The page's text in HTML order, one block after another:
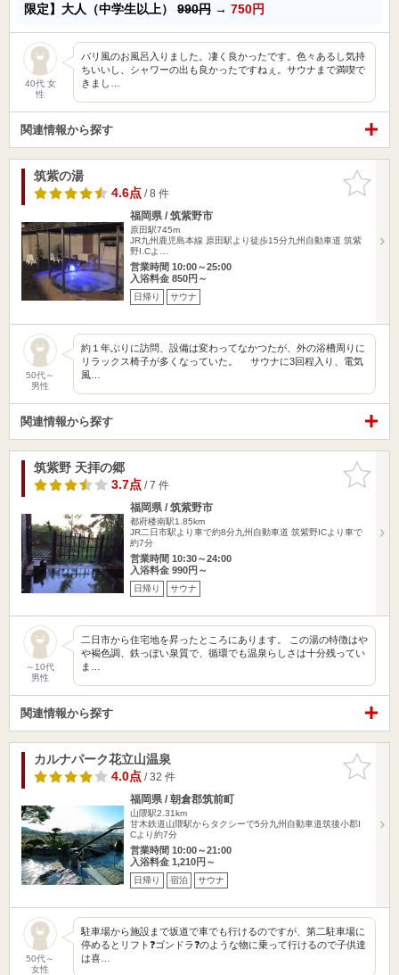
限定】大人（中学生以上） 990円 → 750円
40代 女
性
バリ風のお風呂入りました。凄く良かったです。色々あるし気持
ちいいし、シャワーの出も良かったですねぇ。サウナまで満喫で
きまし…
関連情報から探す
お気に入
りに追加
筑紫の湯
4.6点/ 8 件
福岡県 / 筑紫野市
原田駅745m
JR九州鹿児島本線 原田駅より徒歩15分九州自動車道 筑紫
野I.Cよ…
営業時間 10:00～25:00
入浴料金 850円～
日帰り サウナ
50代～
男性
約１年ぶりに訪問、設備は変わってなかつたが、外の浴槽周りに
リラックス椅子が多くなっていた。 サウナに3回程入り、電気
風…
関連情報から探す
お気に入
りに追加
筑紫野 天拝の郷
3.7点/ 7 件
福岡県 / 筑紫野市
都府楼南駅1.85km
JR二日市駅より車で約8分九州自動車道 筑紫野ICより車で
約7分
営業時間 10:30～24:00
入浴料金 990円～
日帰り サウナ
～10代
男性
二日市から住宅地を昇ったところにあります。 この湯の特徴はや
や褐色調、鉄っぽい泉質で、循環でも温泉らしさは十分残ってい
ま…
関連情報から探す
お気に入
りに追加
カルナパーク花立山温泉
4.0点/ 32 件
福岡県 / 朝倉郡筑前町
山隈駅2.31km
甘木鉄道山隈駅からタクシーで5分九州自動車道筑後小郡I
Cより約7分
営業時間 10:00～21:00
入浴料金 1,210円～
日帰り 宿泊 サウナ
50代～
女性
駐車場から施設まで坂道で車でも行けるのですが、第二駐車場に
停めるとリフト❓ゴンドラ❓のような物に乗って行けるので子供達
は喜…